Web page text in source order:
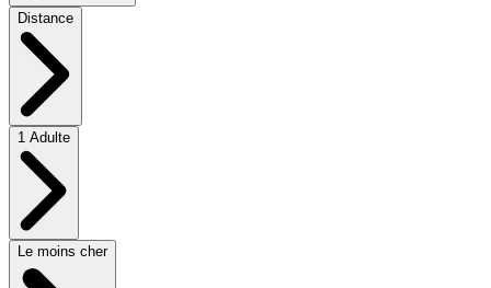
Distance
1 Adulte
Le moins cher